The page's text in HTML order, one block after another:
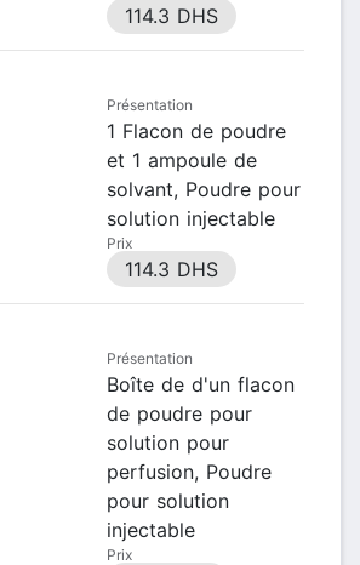
114.3 DHS
Présentation
1 Flacon de poudre
et 1 ampoule de
solvant, Poudre pour
solution injectable
Prix
114.3 DHS
Présentation
Boîte de d'un flacon
de poudre pour
solution pour
perfusion, Poudre
pour solution
injectable
Prix